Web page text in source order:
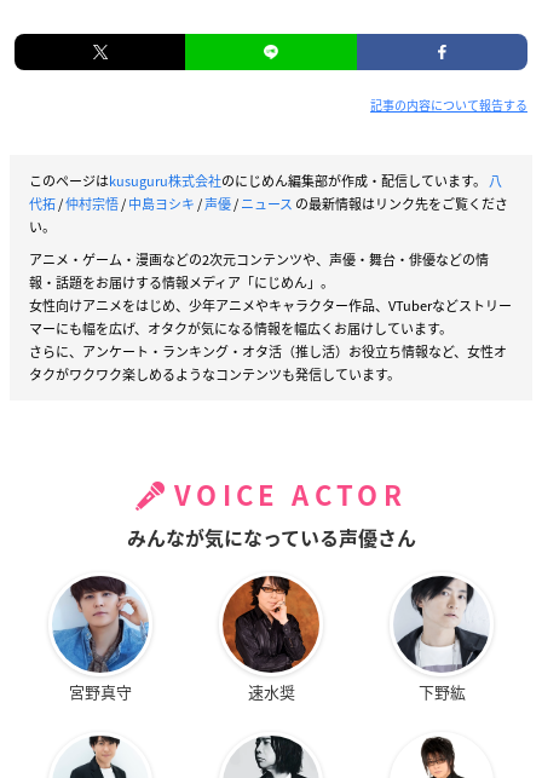
記事の内容について報告する
このページはkusuguru株式会社のにじめん編集部が作成・配信しています。 八
代拓/仲村宗悟/中島ヨシキ/声優/ニュース の最新情報はリンク先をご覧くださ
い。
アニメ・ゲーム・漫画などの2次元コンテンツや、声優・舞台・俳優などの情
報・話題をお届けする情報メディア「にじめん」。
女性向けアニメをはじめ、少年アニメやキャラクター作品、VTuberなどストリー
マーにも幅を広げ、オタクが気になる情報を幅広くお届けしています。
さらに、アンケート・ランキング・オタ活（推し活）お役立ち情報など、女性オ
タクがワクワク楽しめるようなコンテンツも発信しています。
VOICE ACTOR
みんなが気になっている声優さん
宮野真守 速水奨 下野紘